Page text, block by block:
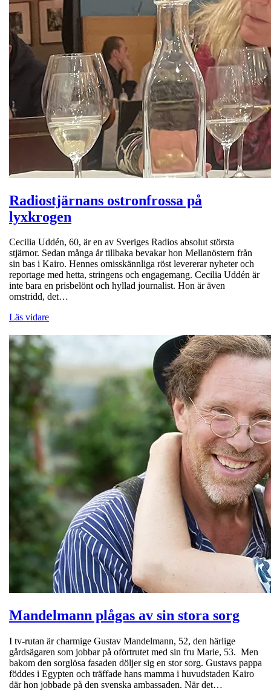
Radiostjärnans ostronfrossa på
lyxkrogen
Cecilia Uddén, 60, är en av Sveriges Radios absolut största
stjärnor. Sedan många år tillbaka bevakar hon Mellanöstern från
sin bas i Kairo. Hennes omisskännliga röst levererar nyheter och
reportage med hetta, stringens och engagemang. Cecilia Uddén är
inte bara en prisbelönt och hyllad journalist. Hon är även
omstridd, det…
Läs vidare
Mandelmann plågas av sin stora sorg
I tv-rutan är charmige Gustav Mandelmann, 52, den härlige
gårdsägaren som jobbar på oförtrutet med sin fru Marie, 53. Men
bakom den sorglösa fasaden döljer sig en stor sorg. Gustavs pappa
föddes i Egypten och träffade hans mamma i huvudstaden Kairo
där hon jobbade på den svenska ambassaden. När det…